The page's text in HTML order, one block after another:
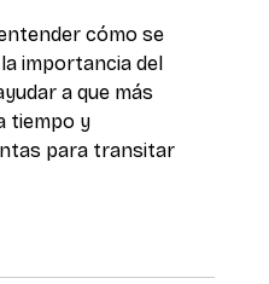
cómo se
importancia del
a que más
tiempo y
para transitar